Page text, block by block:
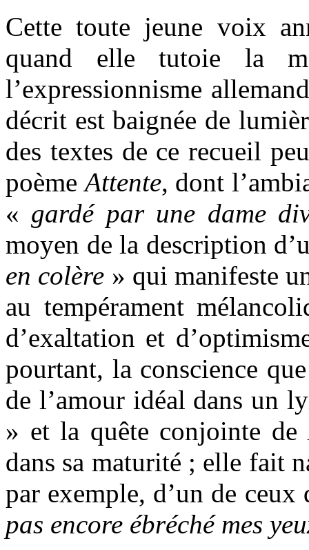
Cette toute jeune voix
quand elle tutoie la
l’expressionnisme
décrit est baignée de
des textes de ce recueil
poèmeAttente, dont
« gardé par une dame
moyen de la description
en colère » qui manifeste
au tempérament
d’exaltation et
pourtant, la conscience
de l’amour idéal dans un
» et la quête conjointe de
dans sa maturité ; elle fait
par exemple, d’un de
pas encore ébréché mes